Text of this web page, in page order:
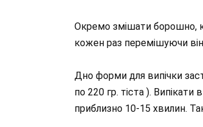
Окремо змішати борошно,
кожен раз перемішуючи
Дно форми для випічки
по 220 гр. тіста ). Випікати
приблизно 10-15 хвилин.